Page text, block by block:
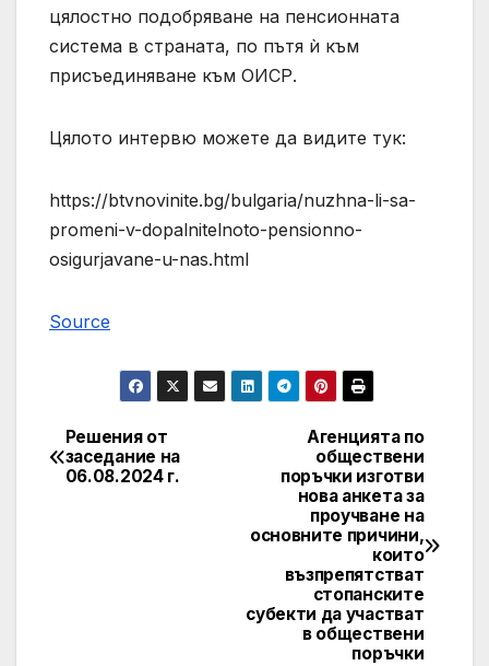
цялостно подобряване на пенсионната
система в страната, по пътя ѝ към
присъединяване към ОИСР.
Цялото интервю можете да видите тук:
https://btvnovinite.bg/bulgaria/nuzhna-li-sa-
promeni-v-dopalnitelnoto-pensionno-
osigurjavane-u-nas.html
Source
Post
navigation
Агенцията по
обществени
поръчки изготви
нова анкета за
проучване на
основните причини,
които
възпрепятстват
стопанските
субекти да участват
в обществени
поръчки
Решения от
заседание на
06.08.2024 г.